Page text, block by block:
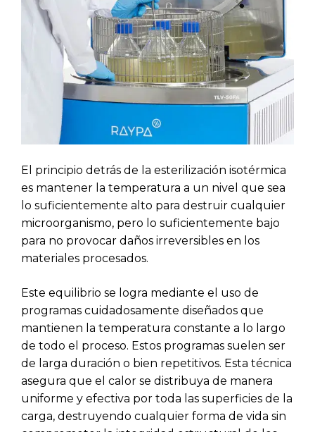
El principio detrás de la esterilización isotérmica
es mantener la temperatura a un nivel que sea
lo suficientemente alto para destruir cualquier
microorganismo, pero lo suficientemente bajo
para no provocar daños irreversibles en los
materiales procesados.
Este equilibrio se logra mediante el uso de
programas cuidadosamente diseñados que
mantienen la temperatura constante a lo largo
de todo el proceso. Estos programas suelen ser
de larga duración o bien repetitivos. Esta técnica
asegura que el calor se distribuya de manera
uniforme y efectiva por toda las superficies de la
carga, destruyendo cualquier forma de vida sin